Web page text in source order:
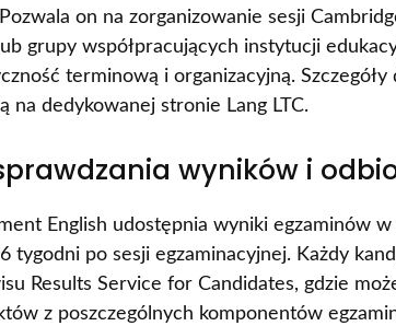
on na zorganizowanie sesji
grupy współpracujących instytucji
terminową i organizacyjną.
na dedykowanej stronie Lang LTC.
wyników i
English udostępnia wyniki egzaminów
tygodni po sesji egzaminacyjnej. Każdy
Results Service for Candidates, gdzie
z poszczególnych komponentów